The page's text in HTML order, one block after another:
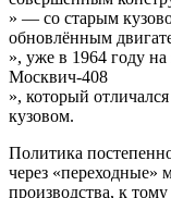
» — со старым
обновлённым
», уже в 1964 году
Москвич-408
», который
кузовом.
Политика
через «переходные»
производства, к